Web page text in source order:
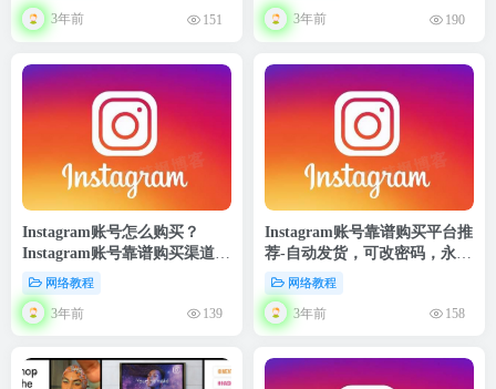
3年前 151 3年前 190
Instagram账号怎么购买？
Instagram账号靠谱购买渠道推
荐
网络教程
3年前 139
Instagram账号靠谱购买平台推
荐-自动发货，可改密码，永久
独享网络教程
3年前 158